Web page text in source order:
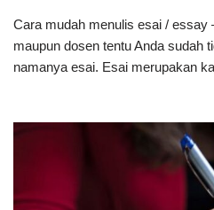
Cara mudah menulis esai / essay
maupun dosen tentu Anda sudah
namanya esai. Esai merupakan